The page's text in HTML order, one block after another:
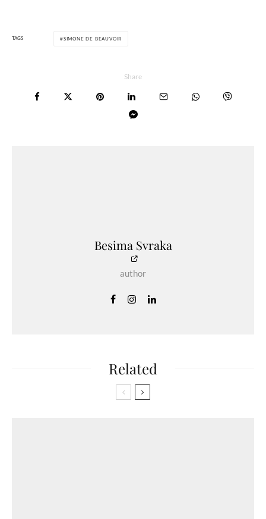
TAGS SIMONE DE BEAUVOIR
Share
Besima Svraka
author
Related